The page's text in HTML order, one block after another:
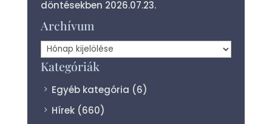
döntésekben 2026.07.23.
Archívum
Archívum
Kategóriák
Egyéb kategória (6)
Hírek (660)